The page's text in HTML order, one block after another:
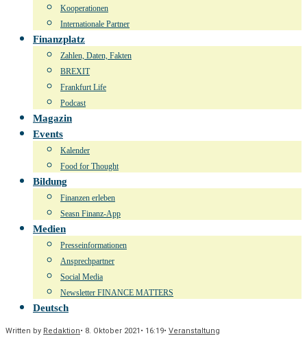
Kooperationen
Internationale Partner
Finanzplatz
Zahlen, Daten, Fakten
BREXIT
Frankfurt Life
Podcast
Magazin
Events
Kalender
Food for Thought
Bildung
Finanzen erleben
Seasn Finanz-App
Medien
Presseinformationen
Ansprechpartner
Social Media
Newsletter FINANCE MATTERS
Deutsch
Written by Redaktion• 8. Oktober 2021 • 16:19• Veranstaltung